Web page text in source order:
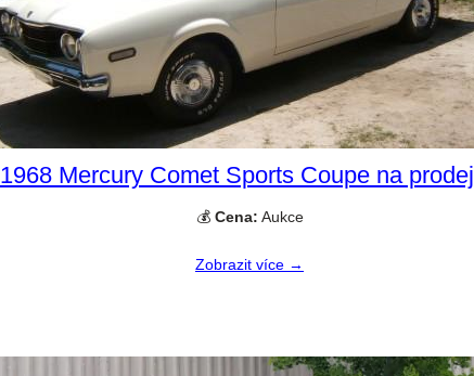
1968 Mercury Comet Sports Coupe na prodej
💰 Cena: Aukce
Zobrazit více →